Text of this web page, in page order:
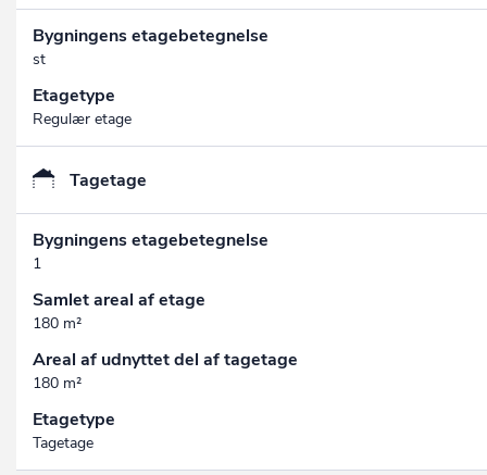
Bygningens etagebetegnelse
st
Etagetype
Regulær etage
Tagetage
Bygningens etagebetegnelse
1
Samlet areal af etage
180 m²
Areal af udnyttet del af tagetage
180 m²
Etagetype
Tagetage